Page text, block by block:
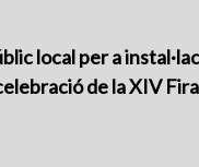
local per a
de la XIV